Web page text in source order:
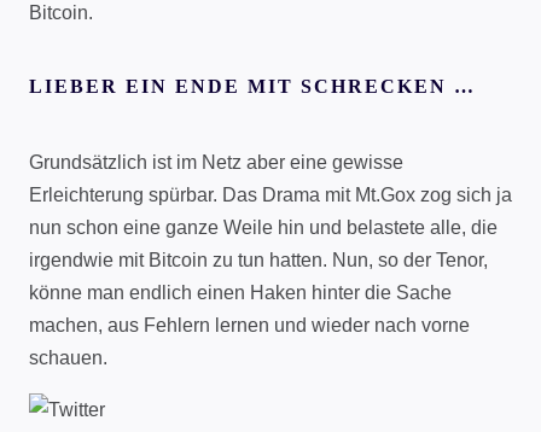
Bitcoin.
LIEBER EIN ENDE MIT SCHRECKEN …
Grundsätzlich ist im Netz aber eine gewisse
Erleichterung spürbar. Das Drama mit Mt.Gox zog sich ja
nun schon eine ganze Weile hin und belastete alle, die
irgendwie mit Bitcoin zu tun hatten. Nun, so der Tenor,
könne man endlich einen Haken hinter die Sache
machen, aus Fehlern lernen und wieder nach vorne
schauen.